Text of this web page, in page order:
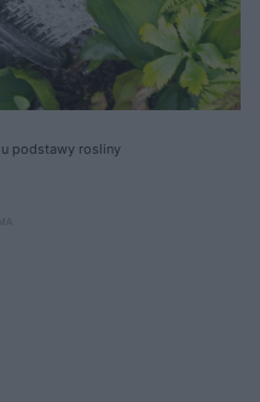
podstawy rosliny